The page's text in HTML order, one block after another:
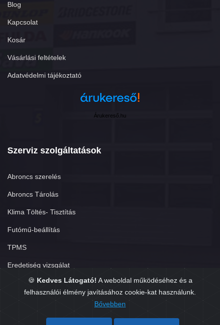
🍪 Kedves Látogató! A weboldal működéséhez és a
felhasználói élmény javításához cookie-kat használunk.
Bővebben
Blog
Kapcsolat
Kosár
Vásárlási feltételek
Adatvédelmi tájékoztató
Árukereső.hu
Szerviz szolgáltatások
Abroncs szerelés
Abroncs Tárolás
Klima Töltés- Tisztítás
Futómű-beállítás
TPMS
Eredetiség vizsgálat